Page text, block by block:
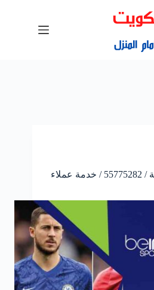
فني بي ان سبورت الدوحة / 55775282 / خدمة عملاء